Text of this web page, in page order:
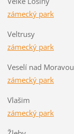
zámecký park
Veltrusy
zámecký park
Veselí nad Moravou
zámecký park
Vlašim
zámecký park